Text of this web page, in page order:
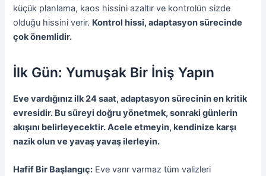
küçük planlama, kaos hissini azaltır ve kontrolün sizde
olduğu hissini verir. Kontrol hissi, adaptasyon sürecinde
çok önemlidir.
İlk Gün: Yumuşak Bir İniş Yapın
Eve vardığınız ilk 24 saat, adaptasyon sürecinin en kritik
evresidir. Bu süreyi doğru yönetmek, sonraki günlerin
akışını belirleyecektir. Acele etmeyin, kendinize karşı
nazik olun ve yavaş yavaş ilerleyin.
Hafif Bir Başlangıç: Eve varır varmaz tüm valizleri